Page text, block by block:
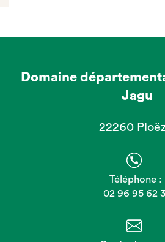
Domaine
Jagu
22260
Téléphone :
02 96 95 62